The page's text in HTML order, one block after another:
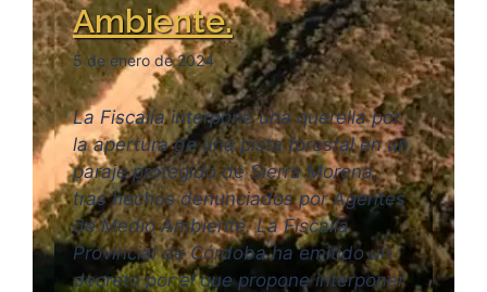
Ambiente.
5 de enero de 2024
La Fiscalía interpone una querella por
la apertura de una pista forestal en un
paraje protegido de Sierra Morena,
tras hechos denunciados por Agentes
de Medio Ambiente. La Fiscalía
Provincial de Córdoba ha emitido un
decreto por el que propone interponer